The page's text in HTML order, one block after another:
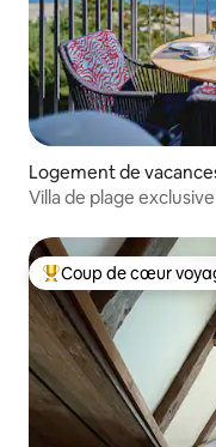
Logement de
Villa de plage
Coups de cœur
Coup de cœur